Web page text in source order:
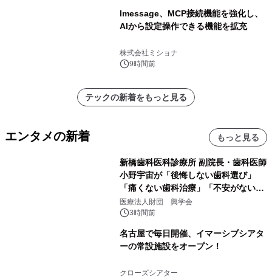
lmessage、MCP接続機能を強化し、
AIから設定操作できる機能を拡充
株式会社ミショナ
9時間前
テックの新着をもっと見る
エンタメの新着 もっと見る
新橋歯科医科診療所 副院長・歯科医師
小野宇宙が「後悔しない歯科選び」
「痛くない歯科治療」「不安がない治
療計画」をテーマに専門監修
医療法人財団 興学会
3時間前
名古屋で毎日開催、イマーシブシアタ
ーの常設施設をオープン！
クローズシアター